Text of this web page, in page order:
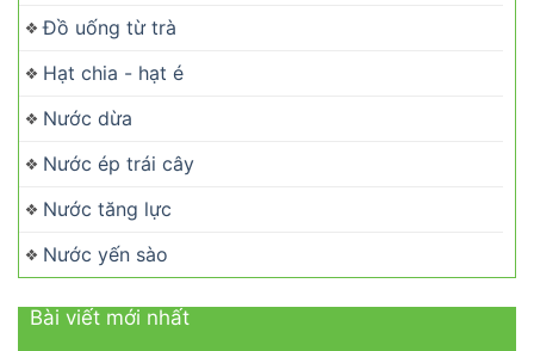
Đồ uống từ trà
Hạt chia - hạt é
Nước dừa
Nước ép trái cây
Nước tăng lực
Nước yến sào
Bài viết mới nhất